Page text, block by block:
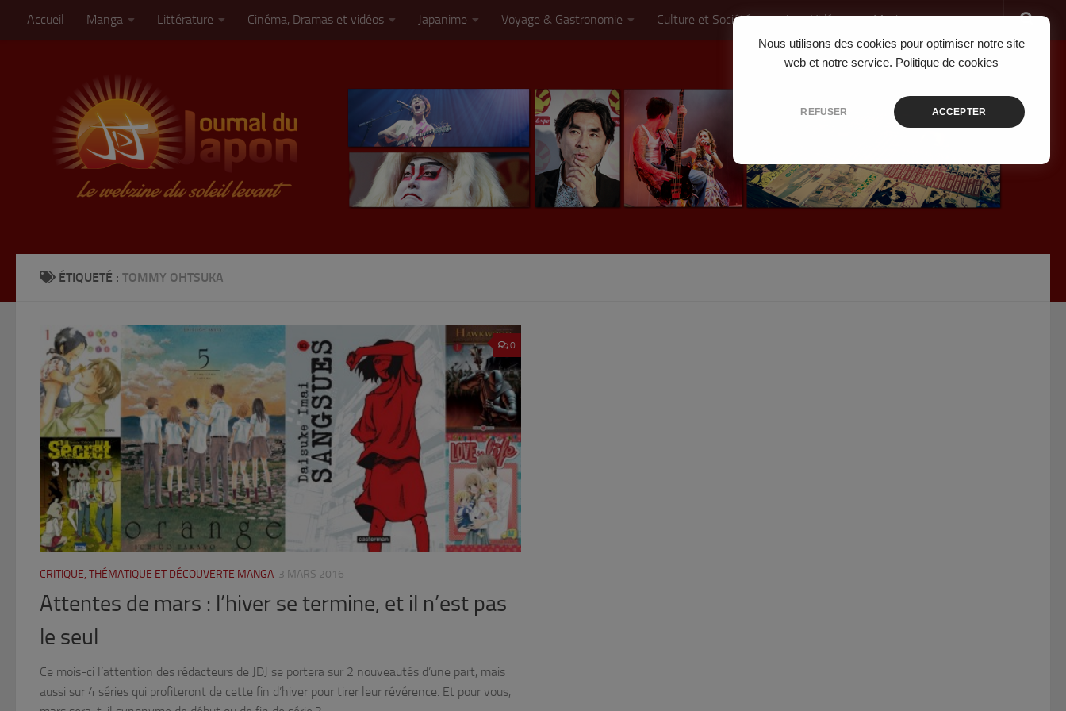
Nous utilisons des cookies pour optimiser notre site
web et notre service. Politique de cookies
REFUSER ACCEPTER
Skip to content
Accueil Manga Littérature Cinéma, Dramas et vidéos Japanime Voyage & Gastronomie Culture et Société Jeux Vidéo Musique
ÉTIQUETÉ : TOMMY OHTSUKA
0
CRITIQUE, THÉMATIQUE ET DÉCOUVERTE MANGA 3 MARS 2016
Attentes de mars : l’hiver se termine, et il n’est pas
le seul
Ce mois-ci l’attention des rédacteurs de JDJ se portera sur 2 nouveautés d’une part, mais
aussi sur 4 séries qui profiteront de cette fin d’hiver pour tirer leur révérence. Et pour vous,